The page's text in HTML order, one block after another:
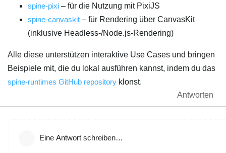
spine-pixi – für die Nutzung mit PixiJS
spine-canvaskit – für Rendering über CanvasKit
(inklusive Headless-/Node.js-Rendering)
Alle diese unterstützen interaktive Use Cases und bringen
Beispiele mit, die du lokal ausführen kannst, indem du das
spine-runtimes GitHub repository klonst.
Antworten
Eine Antwort schreiben…